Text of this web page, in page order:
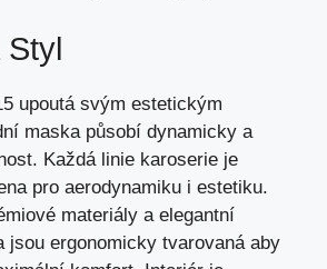
Styl
upoutá svým estetickým
maska působí dynamicky a
Každá linie karoserie je
pro aerodynamiku i estetiku.
materiály a elegantní
jsou ergonomicky tvarovaná aby